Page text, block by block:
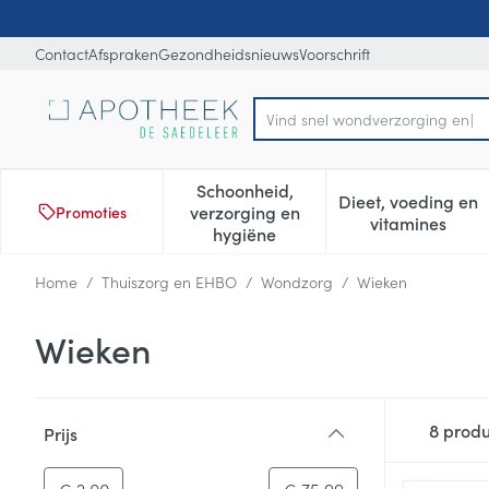
ContactAfsprakenGezondheidsnieuwsVoorschrift
Product, merk, categorie...
Vind sn
Promoties
Schoonheid,
verzorging en
hygiëne
Toon submenu voor
Dieet, voeding en
vitamines
Toon
Home / Thuiszorg en EHBO / Wondzorg / Wieken
Wieken
Prijs
8